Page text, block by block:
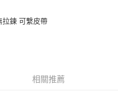
不需儲值。
拉鍊 可繫皮帶
相關推薦